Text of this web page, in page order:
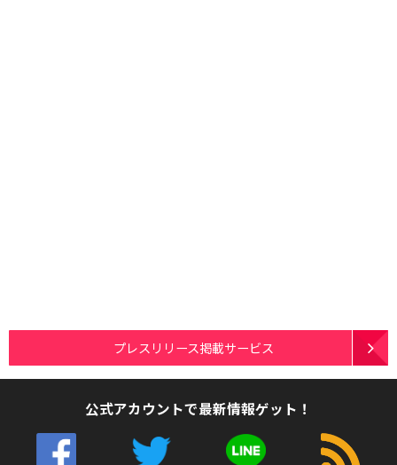
プレスリリース掲載サービス
公式アカウントで最新情報ゲット！